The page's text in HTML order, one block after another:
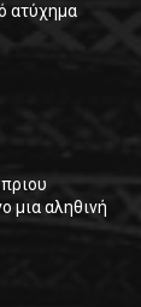
ατύχημα
μια αληθινή